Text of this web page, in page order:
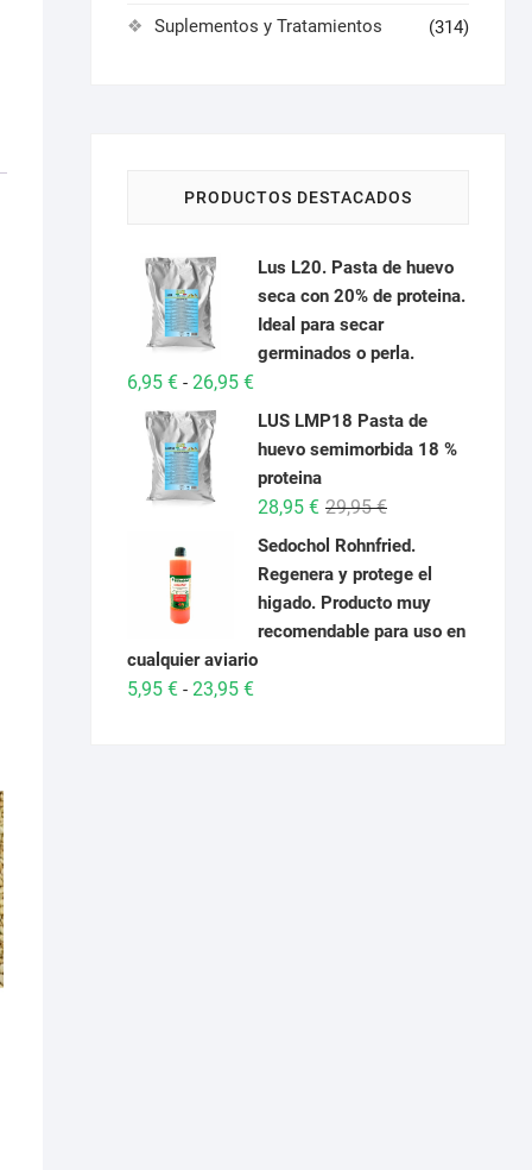
Suplementos y Tratamientos (314)
PRODUCTOS DESTACADOS
Lus L20. Pasta de huevo
seca con 20% de proteina.
Ideal para secar
germinados o perla.
6,95 € - 26,95 €Rango
de
precios:
desde
6,95 €
hasta
26,95 €
LUS LMP18 Pasta de
huevo semimorbida 18 %
proteina
29,95€El
precio
original
era:
29,95 €.
28,95 €
El
precio
actual
es:
28,95 €.
Sedochol Rohnfried.
Regenera y protege el
higado. Producto muy
recomendable para uso en
cualquier aviario
5,95 € - 23,95 €Rango